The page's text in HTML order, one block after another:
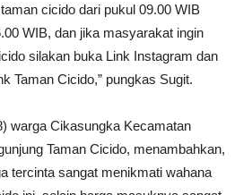
cicido dari pukul 09.00 WIB
WIB, dan jika masyarakat ingin
silakan buka Link Instagram dan
Taman Cicido,” pungkas Sugit.
warga Cikasungka Kecamatan
Taman Cicido, menambahkan,
tercinta sangat menikmati wahana